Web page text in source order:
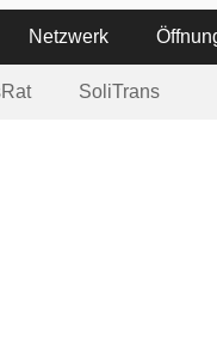
Netzwerk
SoliTrans